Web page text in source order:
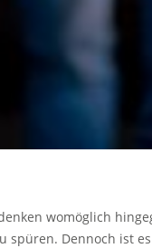
womöglich
Dennoch